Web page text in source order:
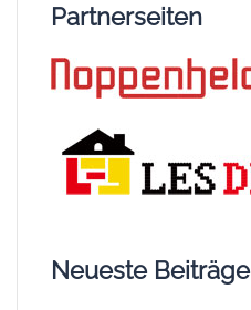
Partnerseiten
Neueste Beiträge